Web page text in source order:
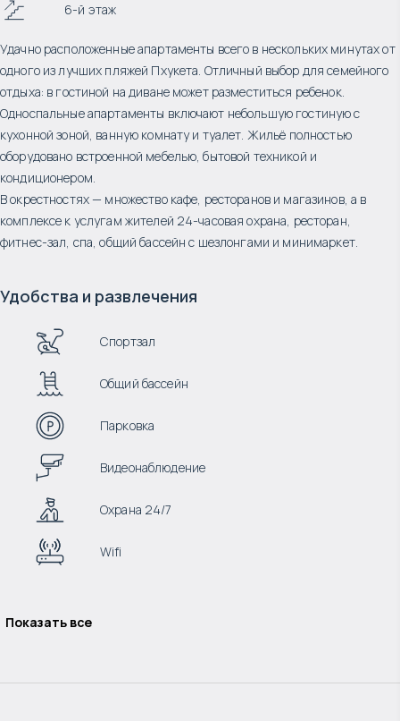
6-й этаж
Удачно расположенные апартаменты всего в нескольких минутах от
одного из лучших пляжей Пхукета. Отличный выбор для семейного
отдыха: в гостиной на диване может разместиться ребенок.
Односпальные апартаменты включают небольшую гостиную с
кухонной зоной, ванную комнату и туалет. Жильё полностью
оборудовано встроенной мебелью, бытовой техникой и
кондиционером.
В окрестностях — множество кафе, ресторанов и магазинов, а в
комплексе к услугам жителей 24-часовая охрана, ресторан,
фитнес-зал, спа, общий бассейн с шезлонгами и минимаркет.
Удобства и развлечения
Спортзал
Общий бассейн
Парковка
Видеонаблюдение
Охрана 24/7
Wifi
Показать все